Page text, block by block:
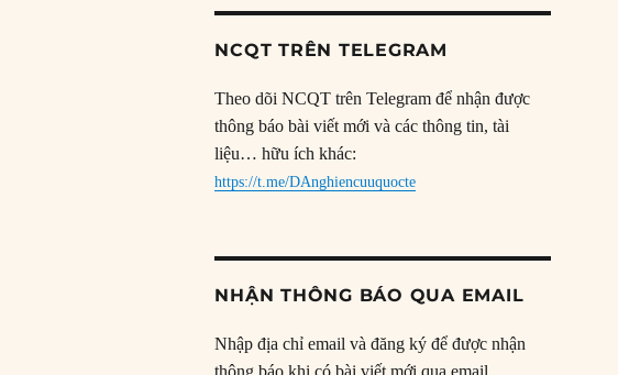
NCQT TRÊN TELEGRAM
Theo dõi NCQT trên Telegram để nhận được
thông báo bài viết mới và các thông tin, tài
liệu… hữu ích khác:
https://t.me/DAnghiencuuquocte
NHẬN THÔNG BÁO QUA EMAIL
Nhập địa chỉ email và đăng ký để được nhận